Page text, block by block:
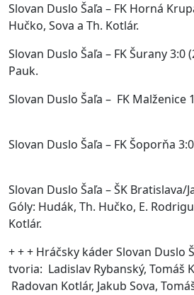
Slovan Duslo Šaľa – FK Horná
Hučko, Sova a Th. Kotlár.
Slovan Duslo Šaľa – FK Šurany 3:0
Pauk.
Slovan Duslo Šaľa – FK
Slovan Duslo Šaľa – FK Šoporňa
Slovan Duslo Šaľa – ŠK Bratislava/
Góly: Hudák, Th. Hučko, E.
Kotlár.
+ + + Hráčsky káder Slovan Duslo
tvoria: Ladislav Rybanský, Tomáš
Radovan Kotlár, Jakub Sova,